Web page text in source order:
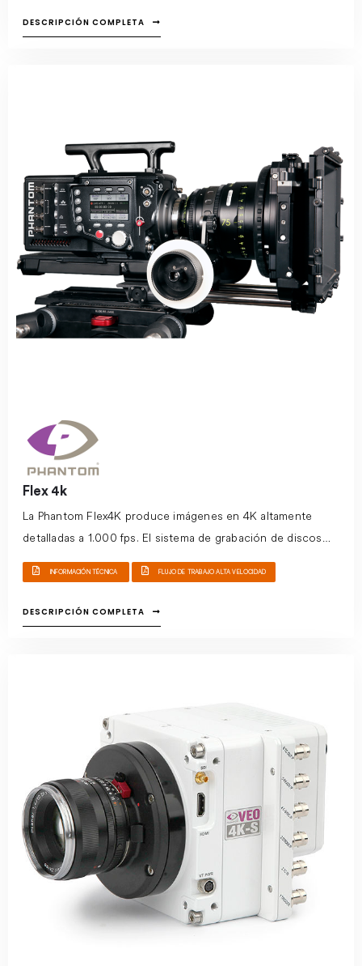
grabación de discos CineMag mejoran las capacidades de
flujo de trabajo. Ofrece imágenes 4K de alta resolución y
gradación de color y edición de video, soportando los
estándares de ratios de imagen con la sincronización de
sonido.
DESCRIPCIÓN COMPLETA
Flex 4k
La Phantom Flex4K produce imágenes en 4K altamente
detalladas a 1.000 fps. El sistema de grabación de discos
CineMag mejoran las capacidades de flujo de trabajo. Esta
cámara ha sido diseñada específicamente para
profesionales de cine. O
resolución y bajo nivel de ruido en formato super 35 mm.
aplicaciones de gradación de color y edición de vídeo,
soportando los estándares de ratios de imagen con la
sincronización de sonido.
INFORMACIÓN TÉCNICA FLUJO DE TRABAJO ALTA VELOCIDAD
DESCRIPCIÓN COMPLETA